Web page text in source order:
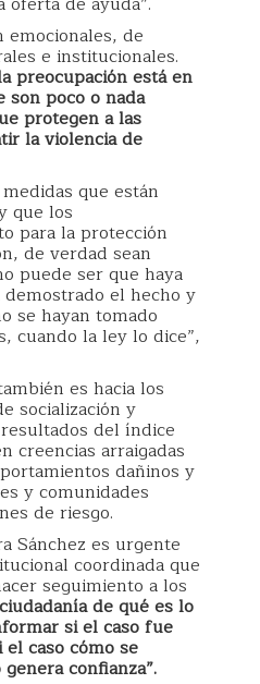
emocionales, de
e institucionales.
preocupación está en
son poco o nada
protegen a las
la violencia de
que están
que los
para la protección
de verdad sean
puede ser que haya
el hecho y
se hayan tomado
cuando la ley lo dice”,
es hacia los
socialización y
del índice
creencias arraigadas
dañinos y
y comunidades
de riesgo.
Sánchez es urgente
coordinada que
seguimiento a los
de qué es lo
si el caso fue
caso cómo se
confianza”.